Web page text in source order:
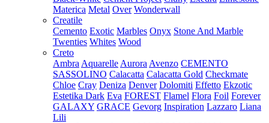
Materica Metal Over Wonderwall
Creatile
Cemento Exotic Marbles Onyx Stone And Marble
Twenties Whites Wood
Creto
Ambra Aquarelle Aurora Avenzo CEMENTO
SASSOLINO Calacatta Calacatta Gold Checkmate
Chloe Cray Deniza Denver Dolomiti Effetto Ekzotic
Estetika Dark Eva FOREST Flamel Flora Foil Forever
GALAXY GRACE Gevorg Inspiration Lazzaro Liana
Lili